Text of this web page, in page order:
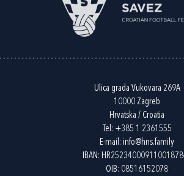
Ulica grada Vukovara 269A
10000 Zagreb
Hrvatska / Croatia
Tel: +385 1 2361555
E-mail: info@hns.family
IBAN:
OIB: 08516152078